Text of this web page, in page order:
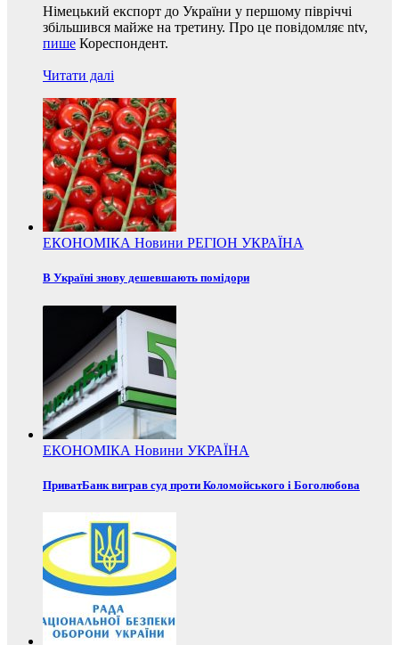
Німецький експорт до України у першому півріччі
збільшився майже на третину. Про це повідомляє ntv,
пише Кореспондент.
Читати далі
ЕКОНОМІКА Новини РЕГІОН УКРАЇНА
В Україні знову дешевшають помідори
ЕКОНОМІКА Новини УКРАЇНА
ПриватБанк виграв суд проти Коломойського і Боголюбова